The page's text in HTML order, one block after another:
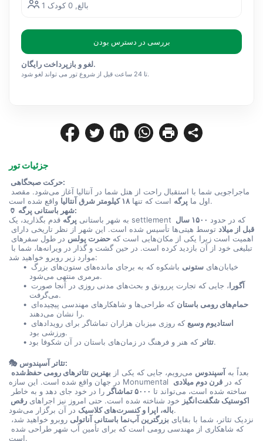
جزئیات تور
حرکت صبحگاهی:
اول ما پرگه است که تنها ۱۸ کیلومتر شرق آنتالیا
واقع شده است.
🏺 شهر باستانی پرگه:
به شهر باستانی پرگه قدم بگذارید، یک settlement که در حدود
قبل از میلاد
اهمیت است زیرا یکی از مکان‌هایی است که
حضرت پولس
موارد زیر روبرو خواهید شد:
خیابان‌های
ستونی
مرمری منتهی می‌شود.
آگورا
می‌گرفت.
حمام‌های رومی باستان
را نشان می‌دهند.
استادیوم وسیع
ورزشی بود.
تئاتر که هنر و فرهنگ در زمان‌های باستان در آن شکوفا بود.
🎭 تئاتر آسپندوس:
بعداً به آسپندوس می‌رویم، جایی که یکی از
بهترین تئاترهای رومی حفظ‌شده
در جهان واقع شده است. این سازه Monumental که در قرن دوم میلادی
ساخته شده است، می‌تواند تا
۵۰۰۰ تماشاگر
را در خود جای دهد و به خاطر
اکوستیک شگفت‌انگیز
خود شناخته شده است. حتی امروز نیز اجراهای
باله، اپرا و کنسرت‌های کلاسیک در آن برگزار می‌شود.
نزدیک تئاتر، شما با بقایای بزرگترین آب‌نما باستانی آناتولی
است.
1 بالغ, 0 کودک
بررسی در دسترس بودن
لغو و بازپرداخت رایگان.
تا 24 ساعت قبل از شروع تور می تواند لغو شود.